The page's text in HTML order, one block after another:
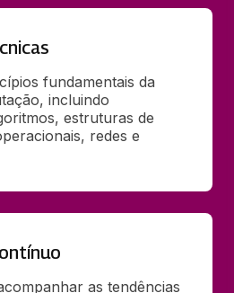
fundamentais da
incluindo
estruturas de
redes e
as tendências